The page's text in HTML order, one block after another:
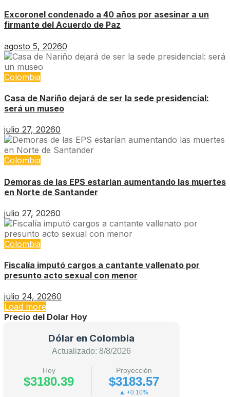
Excoronel condenado a 40 años por asesinar a un
firmante del Acuerdo de Paz
agosto 5, 20260
Colombia
Casa de Nariño dejará de ser la sede presidencial:
será un museo
julio 27, 20260
Colombia
Demoras de las EPS estarían aumentando las muertes
en Norte de Santander
julio 27, 20260
Colombia
Fiscalía imputó cargos a cantante vallenato por
presunto acto sexual con menor
julio 24, 20260
Load more
Precio del Dolar Hoy
Dólar en Colombia
Actualizado: 8/8/2026
Hoy
$3180.39
Proyección
$3183.57
▲ +0.10%